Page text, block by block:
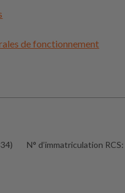
de fonctionnement
N° d’immatriculation RCS: